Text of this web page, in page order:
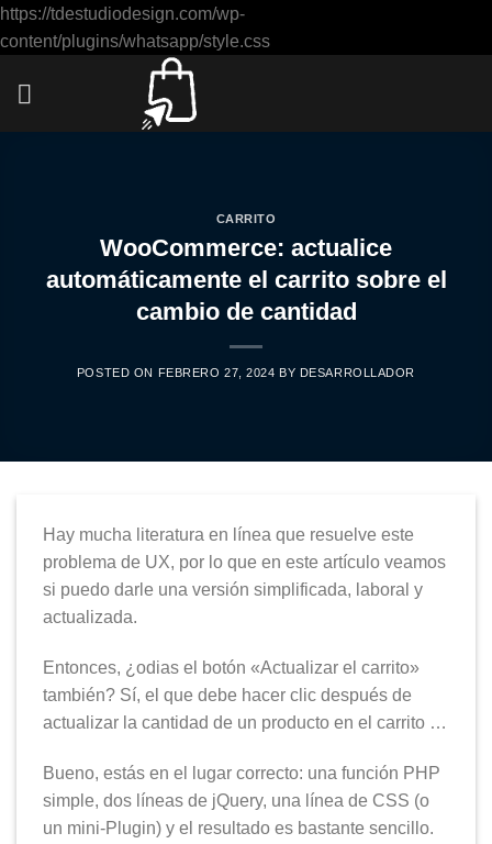
https://tdestudiodesign.com/wp-
content/plugins/whatsapp/style.cssSaltar
CARRITO
WooCommerce: actualice
automáticamente el carrito sobre el
cambio de cantidad
POSTED ON FEBRERO 27, 2024 BY DESARROLLADOR
Hay mucha literatura en línea que resuelve este
problema de UX, por lo que en este artículo veamos
si puedo darle una versión simplificada, laboral y
actualizada.
Entonces, ¿odias el botón «Actualizar el carrito»
también? Sí, el que debe hacer clic después de
actualizar la cantidad de un producto en el carrito …
Bueno, estás en el lugar correcto: una función PHP
simple, dos líneas de jQuery, una línea de CSS (o
un mini-Plugin) y el resultado es bastante sencillo.